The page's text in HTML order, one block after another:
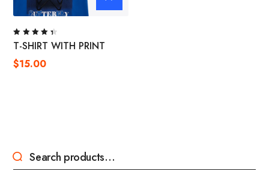
T-SHIRT WITH PRINT
Rated
4.50
5
$15.00